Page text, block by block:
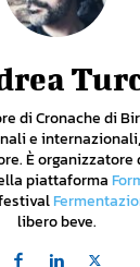
di Cronache di
e
È organizzatore
piattaforma
libero beve.